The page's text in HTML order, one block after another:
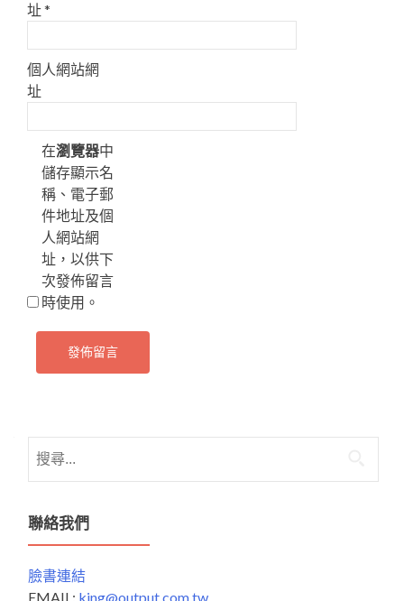
址*
個人網站網
址
在瀏覽器中
儲存顯示名
稱、電子郵
件地址及個
人網站網
址，以供下
次發佈留言
時使用。
尋
鍵
字:
聯絡我們
臉書連結
EMAIL: king@output.com.tw